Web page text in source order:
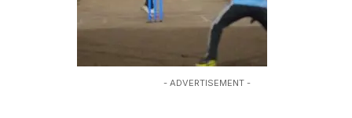
- ADVERTISEMENT -